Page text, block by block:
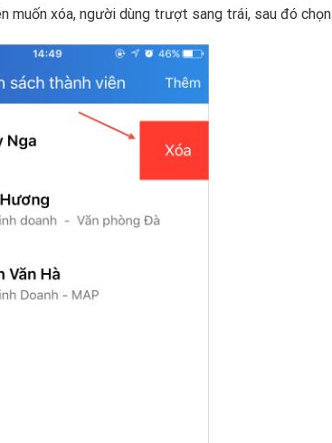
muốn xóa, người dùng trượt sang trái, sau đó chọn